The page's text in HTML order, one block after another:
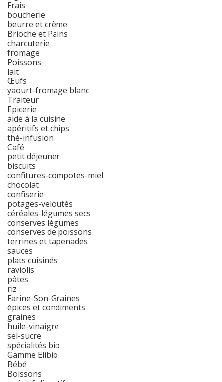
Frais
boucherie
beurre et crème
Brioche et Pains
charcuterie
fromage
Poissons
lait
Œufs
yaourt-fromage blanc
Traiteur
Epicerie
aide à la cuisine
apéritifs et chips
thé-infusion
Café
petit déjeuner
biscuits
confitures-compotes-miel
chocolat
confiserie
potages-veloutés
céréales-légumes secs
conserves légumes
conserves de poissons
terrines et tapenades
sauces
plats cuisinés
raviolis
pâtes
riz
Farine-Son-Graines
épices et condiments
graines
huile-vinaigre
sel-sucre
spécialités bio
Gamme Elibio
Bébé
Boissons